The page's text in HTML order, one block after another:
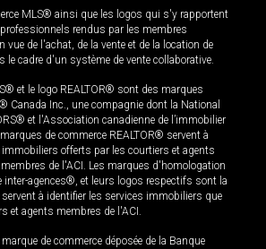
MLS® ainsi que les logos qui s'y rapportent
rendus par les membres
vue de l'achat, de la vente et de la location de
cadre d'un système de vente collaborative.
et le logo REALTOR® sont des marques
Canada Inc., une compagnie dont la National
et l'Association canadienne de l’immobilier
de commerce REALTOR® servent à
offerts par les courtiers et agents
de l'ACI. Les marques d'homologation
agences®, et leurs logos respectifs sont la
à identifier les services immobiliers que
et agents membres de l'ACI.
de commerce déposée de la Banque